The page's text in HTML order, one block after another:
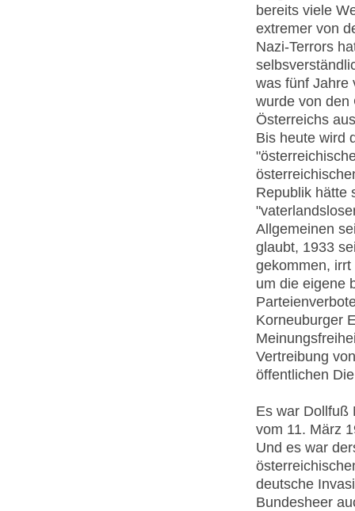
bereits viele
extremer von
Nazi-Terrors
was fünf Jahre
wurde von den
Österreichs
Bis heute wird
Republik hätte
Allgemeinen
glaubt, 1933
gekommen,
um die eigene
Korneuburger
Vertreibung
öffentlichen
Es war Dollfuß
vom 11. März
Und es war
deutsche
Bundesheer